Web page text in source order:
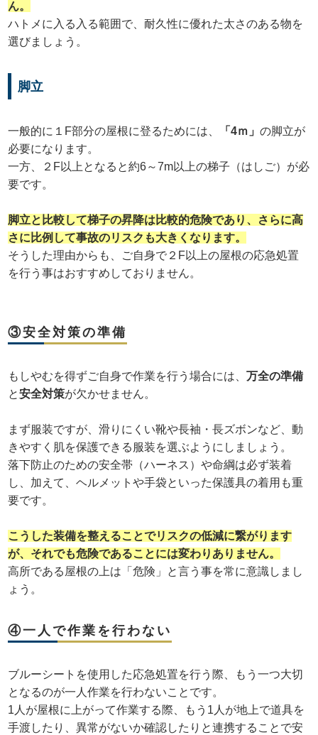
ん。
ハトメに入る入る範囲で、耐久性に優れた太さのある物を
選びましょう。
脚立
一般的に１F部分の屋根に登るためには、 「4ｍ」の脚立が
必要になります。
一方、２F以上となると約6～7m以上の梯子（はしご）が必
要です。
脚立と比較して梯子の昇降は比較的危険であり、さらに高
さに比例して事故のリスクも大きくなります。
そうした理由からも、ご自身で２F以上の屋根の応急処置
を行う事はおすすめしておりません。
③安全対策の準備
もしやむを得ずご自身で作業を行う場合には、万全の準備
と安全対策が欠かせません。
まず服装ですが、滑りにくい靴や長袖・長ズボンなど、動
きやすく肌を保護できる服装を選ぶようにしましょう。
落下防止のための安全帯（ハーネス）や命綱は必ず装着
し、加えて、ヘルメットや手袋といった保護具の着用も重
要です。
こうした装備を整えることでリスクの低減に繋がります
が、それでも危険であることには変わりありません。
高所である屋根の上は「危険」と言う事を常に意識しまし
ょう。
④一人で作業を行わない
ブルーシートを使用した応急処置を行う際、もう一つ大切
となるのが一人作業を行わないことです。
1人が屋根に上がって作業する際、もう1人が地上で道具を
手渡したり、異常がないか確認したりと連携することで安